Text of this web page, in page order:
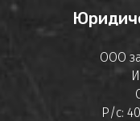
ООО
Р/с: